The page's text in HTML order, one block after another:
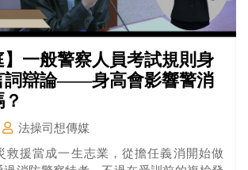
】一般警察人員考試規則身
詞辯論——身高會影響警消
法操司想傳媒
救援當成一生志業，從擔任義消開始做